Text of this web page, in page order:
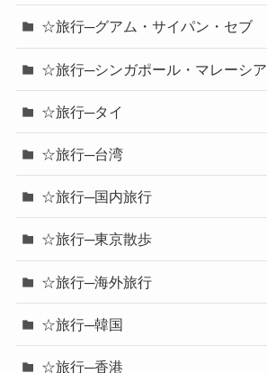
☆旅行─グアム・サイパン・セブ
☆旅行─シンガポール・マレーシア
☆旅行─タイ
☆旅行─台湾
☆旅行─国内旅行
☆旅行─東京散歩
☆旅行─海外旅行
☆旅行─韓国
☆旅行─香港